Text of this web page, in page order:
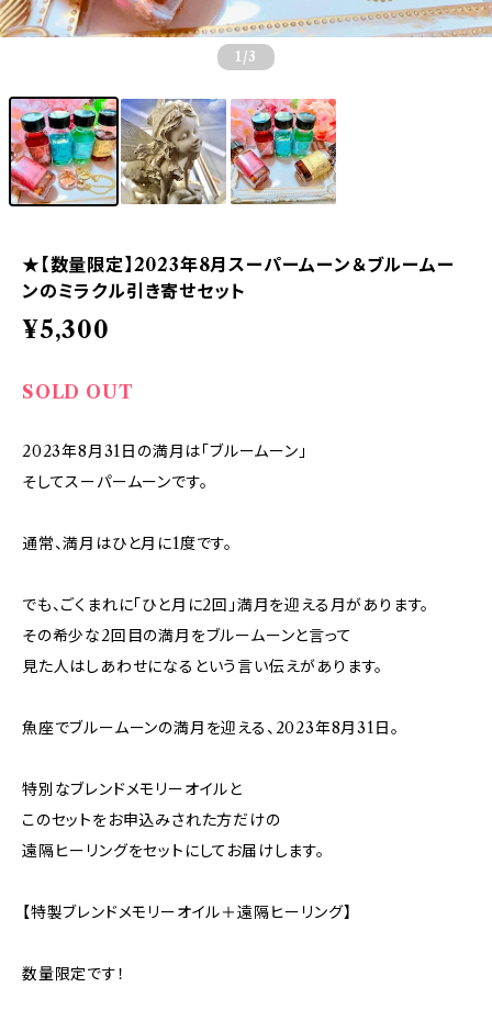
1 /3
★【数量限定】2023年8月スーパームーン＆ブルームー
ンのミラクル引き寄せセット
¥5,300
SOLD OUT
2023年8月31日の満月は「ブルームーン」
そしてスーパームーンです。
通常、満月はひと月に1度です。
でも、ごくまれに「ひと月に2回」満月を迎える月があります。
その希少な2回目の満月をブルームーンと言って
見た人はしあわせになるという言い伝えがあります。
魚座でブルームーンの満月を迎える、2023年8月31日。
特別なブレンドメモリーオイルと
このセットをお申込みされた方だけの
遠隔ヒーリングをセットにしてお届けします。
【特製ブレンドメモリーオイル＋遠隔ヒーリング】
数量限定です！